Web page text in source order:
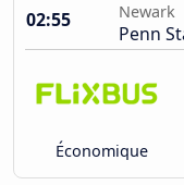
02:55
Newark
Penn
Économique